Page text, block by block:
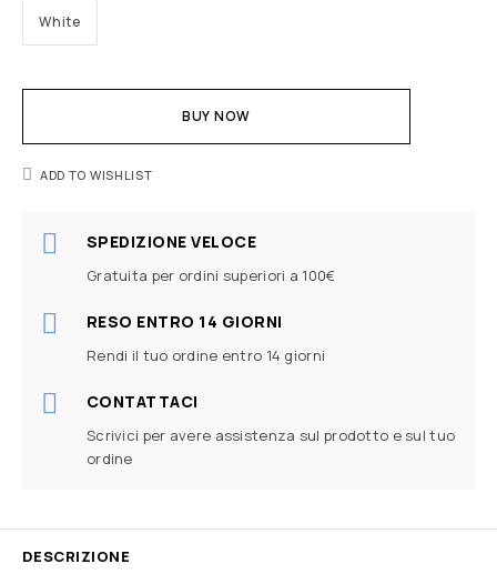
White
BUY NOW
ADD TO WISHLIST
SPEDIZIONE VELOCE
Gratuita per ordini superiori a 100€
RESO ENTRO 14 GIORNI
Rendi il tuo ordine entro 14 giorni
CONTATTACI
Scrivici per avere assistenza sul prodotto e sul tuo
ordine
DESCRIZIONE